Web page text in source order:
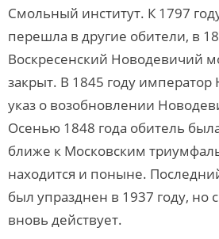
Смольный институт. К 1797
перешла в другие обители, в
Воскресенский Новодевичий
закрыт. В 1845 году
указ о возобновлении
Осенью 1848 года обитель
ближе к Московским
находится и поныне.
был упразднен в 1937 году, но
вновь действует.